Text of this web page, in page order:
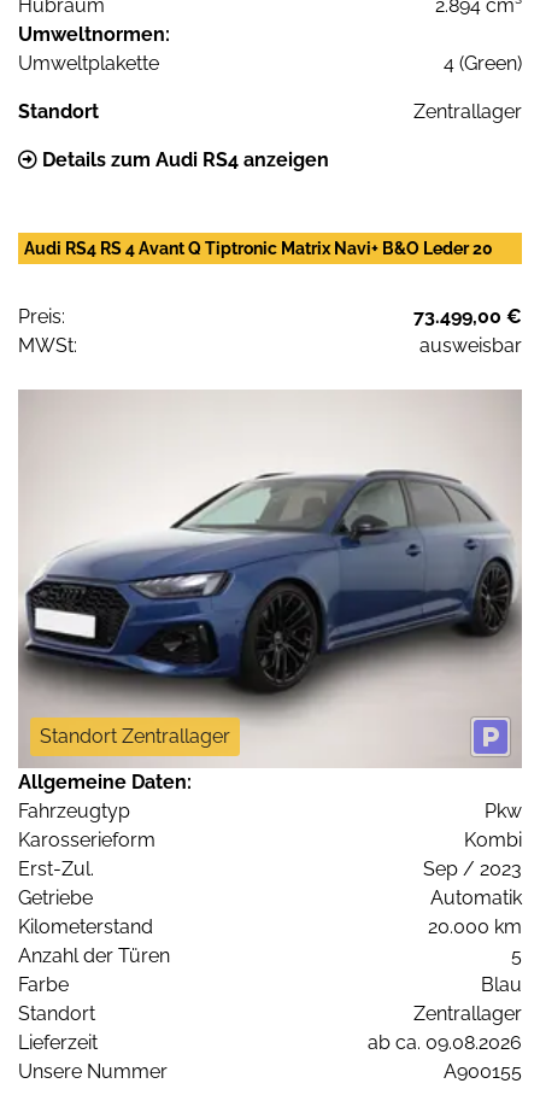
Hubraum
2.894 cm³
Umweltnormen:
Umweltplakette
4 (Green)
Standort Zentrallager
Details zum Audi RS4 anzeigen
Audi RS4 RS 4 Avant Q Tiptronic Matrix Navi+ B&O Leder 20
Preis:
73.499,00 €
MWSt:
ausweisbar
Standort Zentrallager
Allgemeine Daten:
Fahrzeugtyp
Pkw
Karosserieform
Kombi
Erst-Zul.
Sep / 2023
Getriebe
Automatik
Kilometerstand
20.000 km
Anzahl der Türen
5
Farbe
Blau
Standort
Zentrallager
Lieferzeit
ab ca. 09.08.2026
Unsere Nummer
A900155